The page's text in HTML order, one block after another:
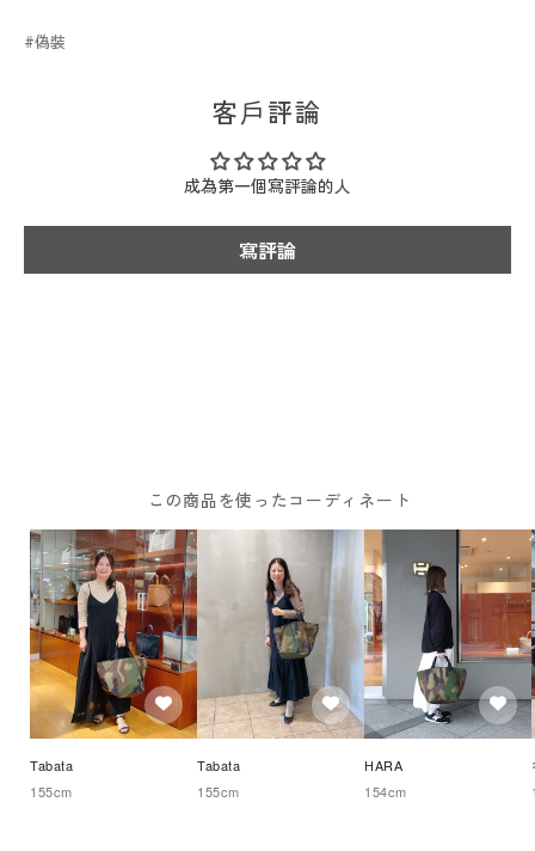
偽裝
客戶評論
成為第一個寫評論的人
寫評論
この商品を使ったコーディネート
Tabata
155cm
Tabata
155cm
HARA
154cm